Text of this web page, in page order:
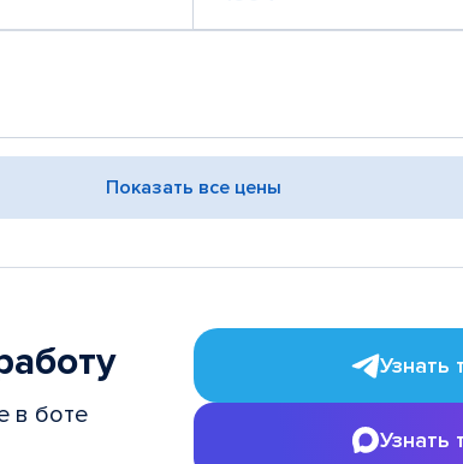
Показать все цены
в боте
Узнать
Узнать